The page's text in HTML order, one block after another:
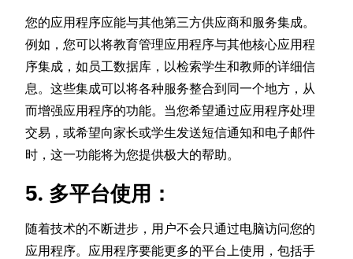
您的应用程序应能与其他第三方供应商和服务集成。
例如，您可以将教育管理应用程序与其他核心应用程
序集成，如员工数据库，以检索学生和教师的详细信
息。这些集成可以将各种服务整合到同一个地方，从
而增强应用程序的功能。当您希望通过应用程序处理
交易，或希望向家长或学生发送短信通知和电子邮件
时，这一功能将为您提供极大的帮助。
5. 多平台使用：
随着技术的不断进步，用户不会只通过电脑访问您的
应用程序。应用程序要能更多的平台上使用，包括手